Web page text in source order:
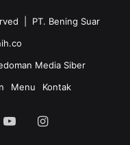
| PT. Bening Suar
Media Siber
Menu Kontak
YouTubeInstagram